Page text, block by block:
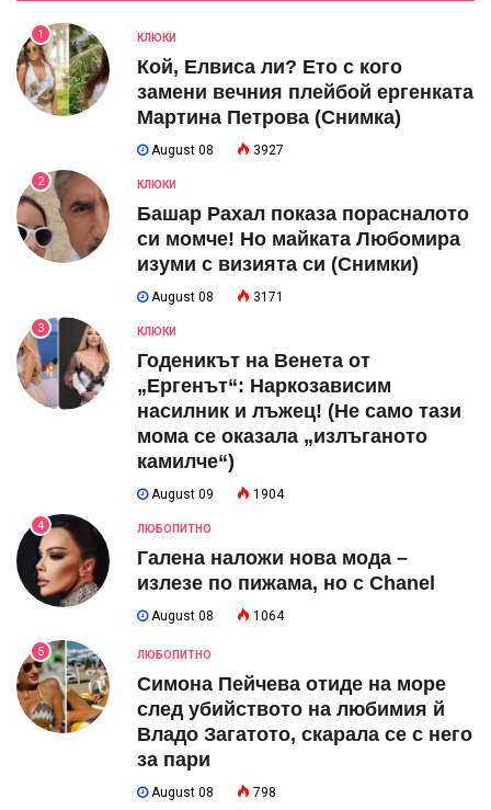
1 КЛЮКИ
Кой, Елвиса ли? Ето с кого
замени вечния плейбой ергенката
Мартина Петрова (Снимка)
August 08 3927
2 КЛЮКИ
Башар Рахал показа порасналото
си момче! Но майката Любомира
изуми с визията си (Снимки)
August 08 3171
3 КЛЮКИ
Годеникът на Венета от
„Ергенът“: Наркозависим
насилник и лъжец! (Не само тази
мома се оказала „излъганото
камилче“)
August 09 1904
4 ЛЮБОПИТНО
Галена наложи нова мода –
излезе по пижама, но с Chanel
August 08 1064
5 ЛЮБОПИТНО
Симона Пейчева отиде на море
след убийството на любимия й
Владо Загатото, скарала се с него
за пари
August 08 798